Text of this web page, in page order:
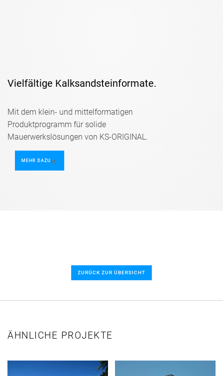
Vielfältige Kalksandsteinformate.
Mit dem klein- und mittelformatigen
Produktprogramm für solide
Mauerwerkslösungen von KS-ORIGINAL.
MEHR DAZU
ZURÜCK ZUR ÜBERSICHT
ÄHNLICHE PROJEKTE